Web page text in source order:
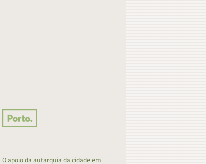
O apoio da autarquia da cidade em